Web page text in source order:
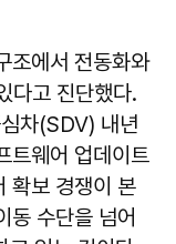
조에서 전동화와
다고 진단했다.
차(SDV) 내년
트웨어 업데이트
확보 경쟁이 본
동 수단을 넘어